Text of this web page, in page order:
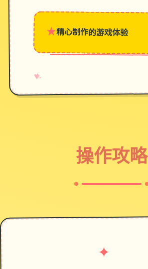
★精心制作的游戏体验
♥
✧
→
操作攻略
✦